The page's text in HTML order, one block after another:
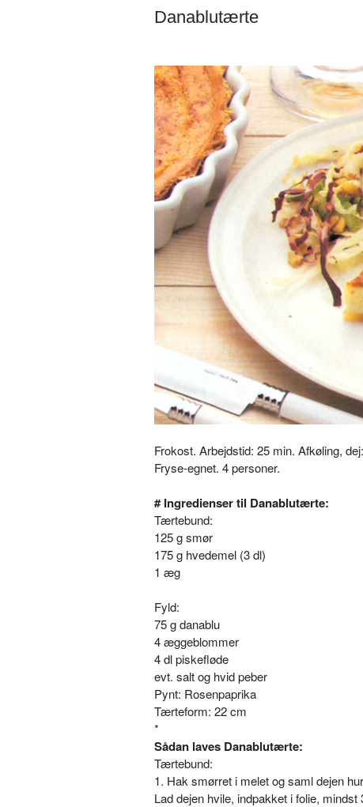
Danablutærte
Frokost. Arbejdstid: 25 min. Afkøling,
Fryse-egnet. 4 personer.
# Ingredienser til Danablutærte:
Tærtebund:
125 g smør
175 g hvedemel (3 dl)
1 æg
Fyld:
75 g danablu
4 æggeblommer
4 dl piskefløde
evt. salt og hvid peber
Pynt: Rosenpaprika
Tærteform: 22 cm
*
Sådan laves Danablutærte:
Tærtebund:
1. Hak smørret i melet og saml dejen
Lad dejen hvile, indpakket i folie,